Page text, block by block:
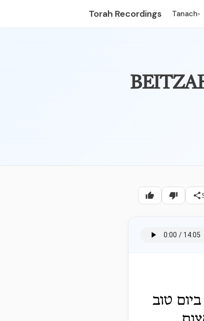
Torah Recordings Tanach▾
טוב